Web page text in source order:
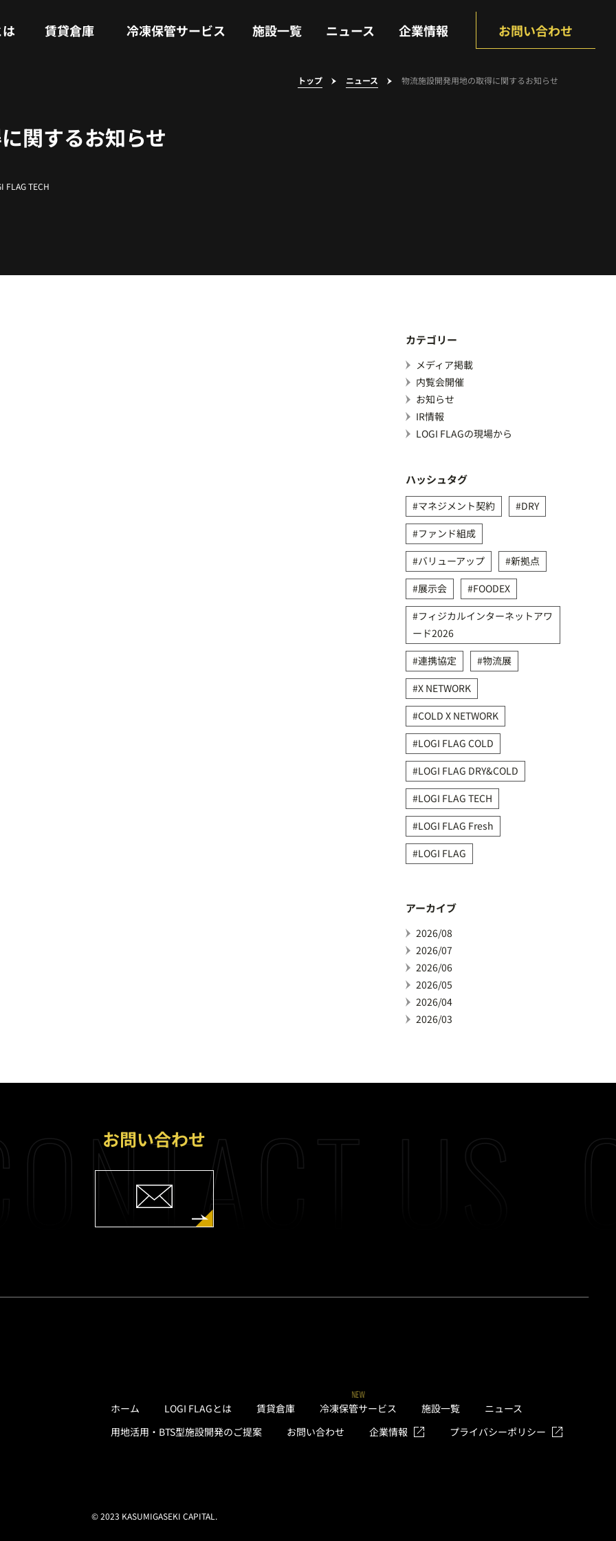
賃貸倉庫 冷凍保管サービス 施設一覧 ニュース 企業情報 お問い合わせ
トップ ニュース 物流施設開発用地の取得に関するお知らせ
関するお知らせ
FLAG TECH
カテゴリー
メディア掲載
内覧会開催
お知らせ
IR情報
LOGI FLAGの現場から
ハッシュタグ
マネジメント契約
DRY
ファンド組成
バリューアップ
新拠点
展示会
FOODEX
フィジカルインターネットアワ
ード2026
連携協定
物流展
X NETWORK
COLD X NETWORK
LOGI FLAG COLD
LOGI FLAG DRY&COLD
LOGI FLAG TECH
LOGI FLAG Fresh
LOGI FLAG
アーカイブ
2026/08
2026/07
2026/06
2026/05
2026/04
2026/03
US
お問い合わせ
ホーム LOGI FLAGとは 賃貸倉庫
NEW
冷凍保管サービス 施設一覧
ニュース
用地活用・BTS型施設開発のご提案
お問い合わせ 企業情報 プライバシーポリシー
© 2023 KASUMIGASEKI CAPITAL.